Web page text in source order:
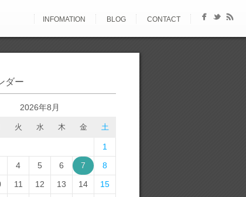
INFOMATION BLOG CONTACT
ダー
2026年8月
火 水 木 金 土
1
4 5 6 7
8
11 12 13 14
15